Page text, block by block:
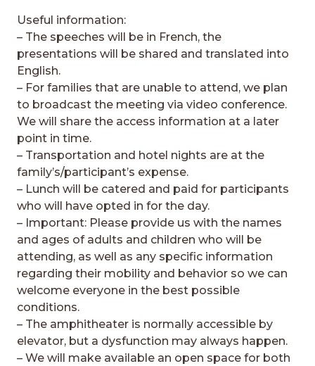
Useful information:
– The speeches will be in French, the
presentations will be shared and translated into
English.
– For families that are unable to attend, we plan
to broadcast the meeting via video conference.
We will share the access information at a later
point in time.
– Transportation and hotel nights are at the
family’s/participant’s expense.
– Lunch will be catered and paid for participants
who will have opted in for the day.
– Important: Please provide us with the names
and ages of adults and children who will be
attending, as well as any specific information
regarding their mobility and behavior so we can
welcome everyone in the best possible
conditions.
– The amphitheater is normally accessible by
elevator, but a dysfunction may always happen.
– We will make available an open space for both